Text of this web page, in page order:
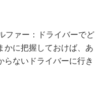
ファー：ドライバーでど
かに把握しておけば、あ
ないドライバーに行き